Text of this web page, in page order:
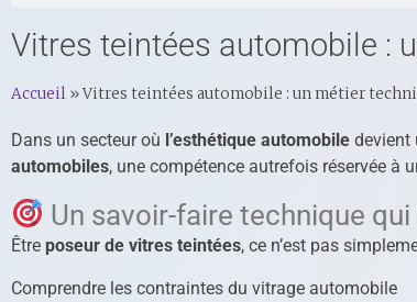
Vitres teintées automobile :
Accueil »Vitres teintées automobile : un métier
Dans un secteur où l’esthétique automobile devient
automobiles, une compétence autrefois réservée à
Un savoir-faire technique
Être poseur de vitres teintées, ce n’est pas
Comprendre les contraintes du vitrage automobile